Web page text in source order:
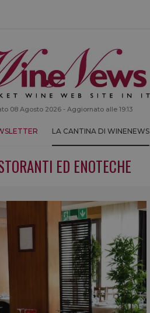
08 Agosto 2026 - Aggiornato alle 19:13
LA CANTINA DI WINENEWS
ED ENOTECHE